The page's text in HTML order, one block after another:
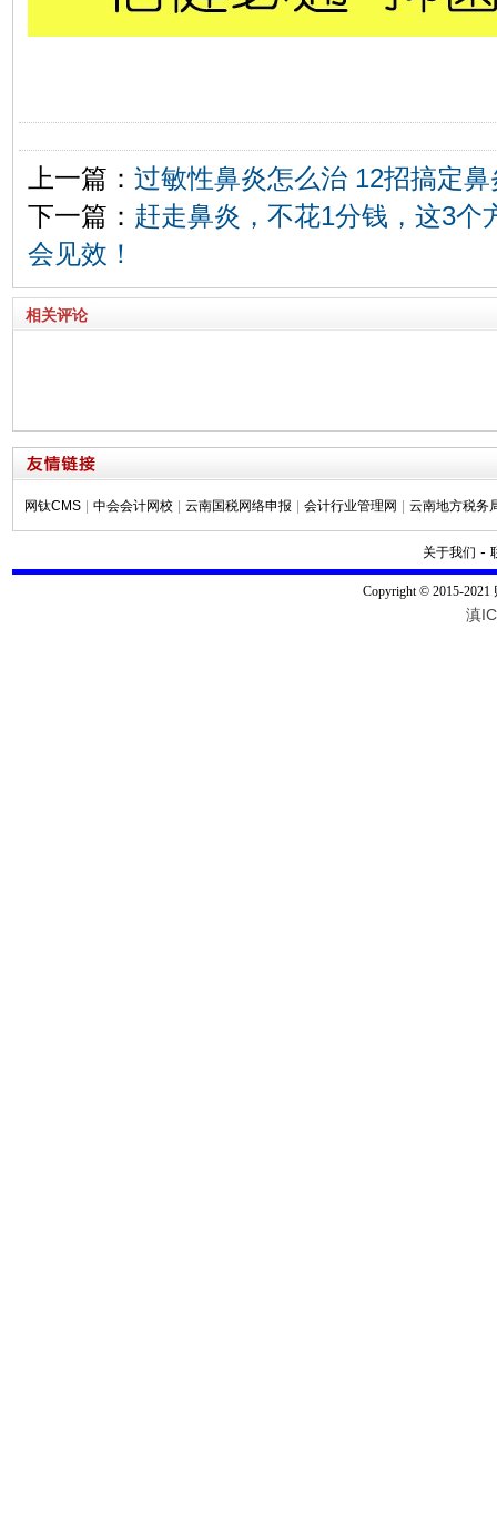
上一篇： 过敏性鼻炎怎么治 12招搞定鼻
下一篇： 赶走鼻炎，不花1分钱，这3个
会见效！
相关评论
网钛CMS 中会会计网校 云南国税网络申报 会计行业管理网 云南地方税务
关于我们 -
Copyright © 2015-2021
滇